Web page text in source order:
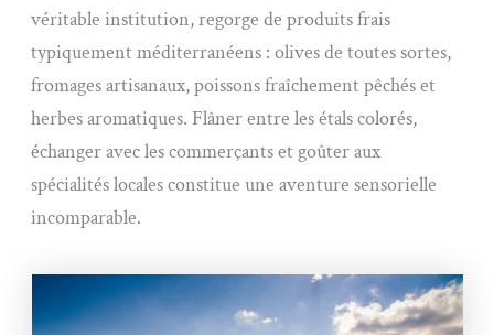
véritable institution, regorge de produits frais
typiquement méditerranéens : olives de toutes sortes,
fromages artisanaux, poissons fraîchement pêchés et
herbes aromatiques. Flâner entre les étals colorés,
échanger avec les commerçants et goûter aux
spécialités locales constitue une aventure sensorielle
incomparable.